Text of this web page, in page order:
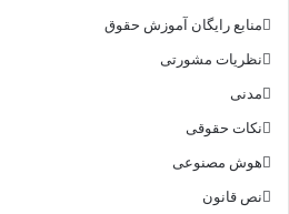
منابع رایگان آموزش حقوق
نظریات مشورتی
مدنی
نکات حقوقی
هوش مصنوعی
نص قانون